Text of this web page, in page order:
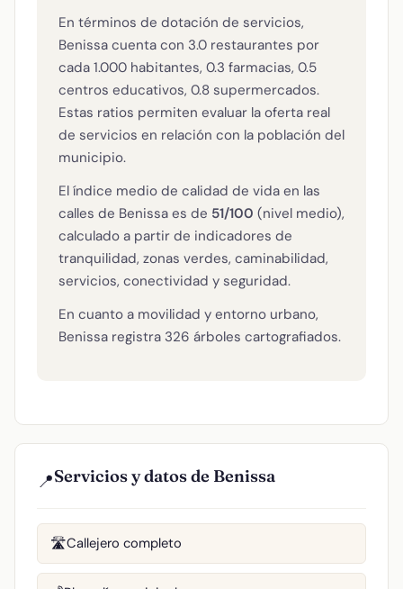
En términos de dotación de servicios,
Benissa cuenta con 3.0 restaurantes por
cada 1.000 habitantes, 0.3 farmacias, 0.5
centros educativos, 0.8 supermercados.
Estas ratios permiten evaluar la oferta real
de servicios en relación con la población del
municipio.
El índice medio de calidad de vida en las
calles de Benissa es de 51/100 (nivel medio),
calculado a partir de indicadores de
tranquilidad, zonas verdes, caminabilidad,
servicios, conectividad y seguridad.
En cuanto a movilidad y entorno urbano,
Benissa registra 326 árboles cartografiados.
📍Servicios y datos de Benissa
🛣️Callejero completo